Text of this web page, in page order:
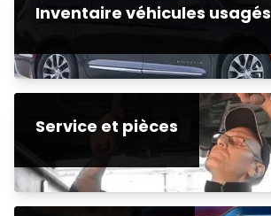
Inventaire véhicules usagés
Service et pièces